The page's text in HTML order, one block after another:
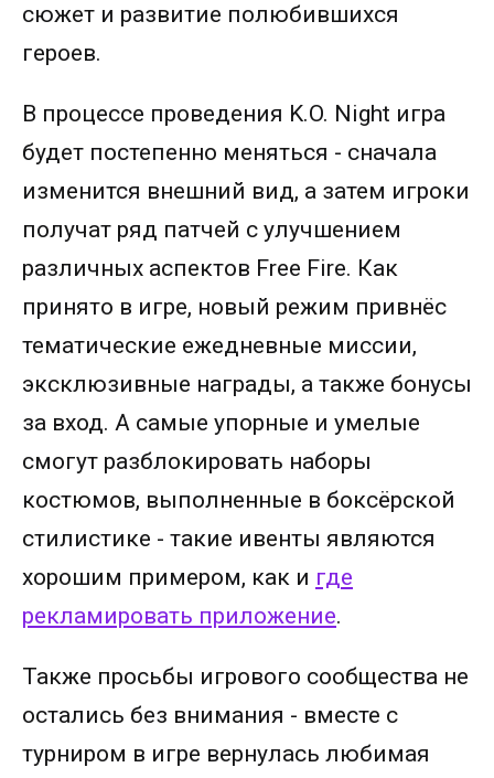
сюжет и развитие полюбившихся
героев.
В процессе проведения K.O. Night игра
будет постепенно меняться - сначала
изменится внешний вид, а затем игроки
получат ряд патчей с улучшением
различных аспектов Free Fire. Как
принято в игре, новый режим привнёс
тематические ежедневные миссии,
эксклюзивные награды, а также бонусы
за вход. А самые упорные и умелые
смогут разблокировать наборы
костюмов, выполненные в боксёрской
стилистике - такие ивенты являются
хорошим примером, как и где
рекламировать приложение.
Также просьбы игрового сообщества не
остались без внимания - вместе с
турниром в игре вернулась любимая